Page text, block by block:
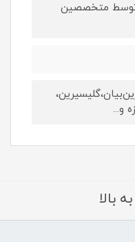
توسط متخصصین
بالا